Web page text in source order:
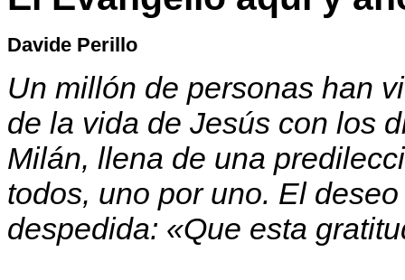
Davide Perillo
Un millón de personas han
de la vida de Jesús con los
Milán, llena de una
todos, uno por uno. El
despedida: «Que esta